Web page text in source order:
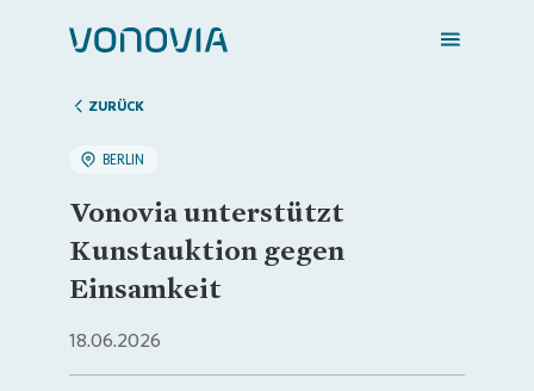
Zuhause finden
Mein Zuhause
Meine Stadt
ZURÜCK
BERLIN
Vonovia unterstützt
Kunstauktion gegen
Einsamkeit
18.06.2026